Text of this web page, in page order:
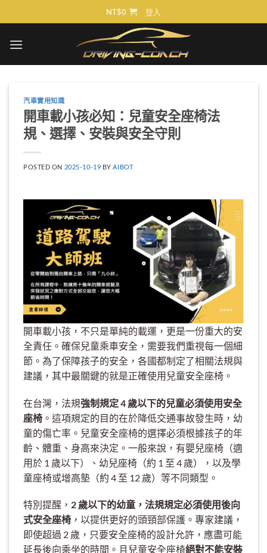
to
NT$0 登入
汽車實用知識
開車載小孩必知：兒童安全座椅法
規、選擇、安裝與安全守則
POSTED ON 2025-10-19 BY AIBOT
開車載小孩，不只是單純的載運，更是一份重大的安
全責任。確保兒童乘車安全，需要我們重視每一個細
節。為了保障孩子的安全，各國都制定了相關法規與
建議，其中最關鍵的就是正確使用兒童安全座椅。
在台灣，法規強制規定 4 歲以下的兒童必須使用安全
座椅 。這項規定的目的在於降低交通事故發生時，幼
童的傷亡率。兒童安全座椅的選擇必須根據孩子的年
齡、體重、身高來決定。一般來說，有嬰兒座椅（適
用於 1 歲以下）、幼兒座椅（約 1 至 4 歲），以及學
童座椅或增高墊（約 4 至 12 歲）等不同類型。
特別提醒， 2 歲以下的幼童，法規規定必須使用後向
式安全座椅 ，以提供更好的頭頸部保護。專家建議，
即使超過 2 歲，只要安全座椅的設計允許，應盡可能
延長後向乘坐的時間。且兒童安全座椅絕對不能安裝